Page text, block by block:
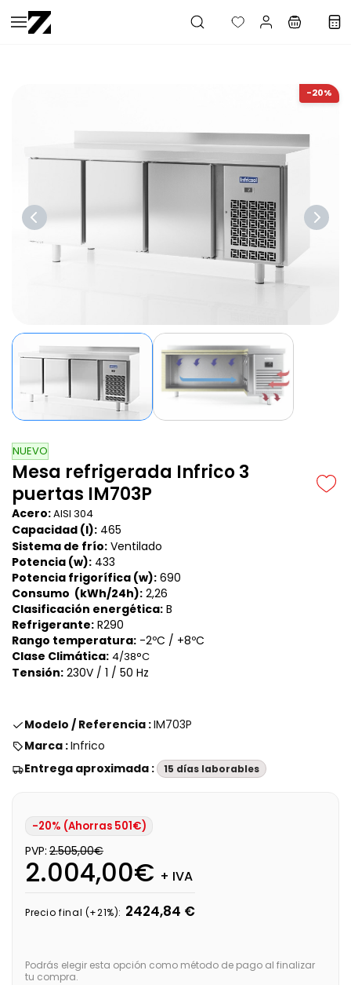
Saltar al
contenido
-20%
NUEVO
Mesa refrigerada Infrico 3
puertas IM703P
Acero:AISI 304
Capacidad (l): 465
Sistema de frío: Ventilado
Potencia (w): 433
Potencia frigorífica (w): 690
Consumo (kWh/24h): 2,26
Clasificación energética: B
Refrigerante: R290
Rango temperatura: -2ºC / +8ºC
Clase Climática: 4/38°C
Tensión: 230V / 1 / 50 Hz
Modelo / Referencia :IM703P
Marca :Infrico
Entrega aproximada :
15 días laborables
-20% (Ahorras 501€)
PVP: 2.505,00€
2.004,00€ + IVA
Precio final (+21%): 2424,84 €
Podrás elegir esta opción como método de pago al finalizar
tu compra.